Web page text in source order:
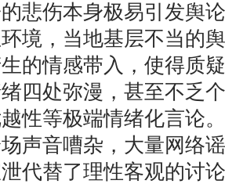
悲伤本身极易引发舆
境，当地基层不当的
的情感带入，使得质
四处弥漫，甚至不乏
性等极端情绪化言论
声音嘈杂，大量网络
代替了理性客观的讨